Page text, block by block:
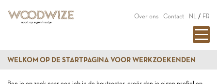
Over ons Contact NL / FR
WELKOM OP DE STARTPAGINA VOOR WERKZOEKENDEN